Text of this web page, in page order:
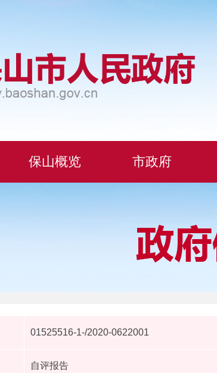
保山概览 市政府
01525516-1-/2020-0622001
自评报告